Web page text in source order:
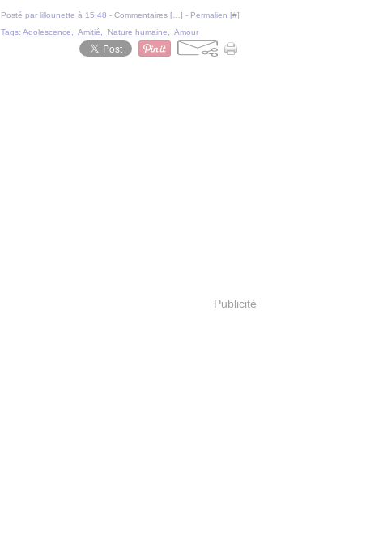
Posté par lillounette à 15:48 -Commentaires [ …] - Permalien [#]
Tags:Adolescence ,Amitié Nature humaine ,Amour
Publicité